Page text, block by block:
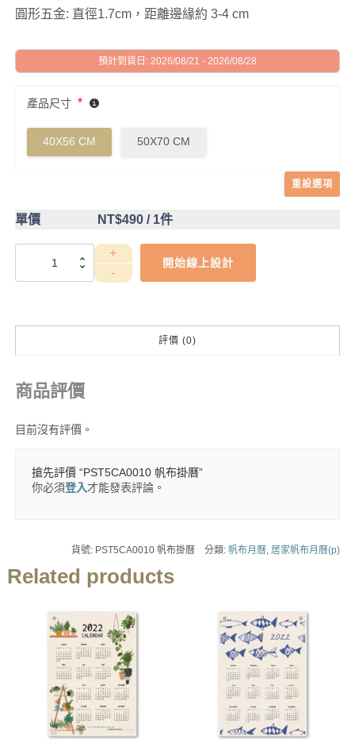
圓形五金: 直徑1.7cm，距離邊緣約 3-4 cm
預計到貨日: 2026/08/21 - 2026/08/28
產品尺寸 *
40X56 CM 50X70 CM
重設選項
單價 NT$490/ 1件
PST5CA0010
開始線上設計
評價 (0)
商品評價
目前沒有評價。
搶先評價 “PST5CA0010 帆布掛曆”
你必須登入才能發表評論。
貨號: PST5CA0010 帆布掛曆 分類:帆布月曆 居家帆布月曆(p)
Related products